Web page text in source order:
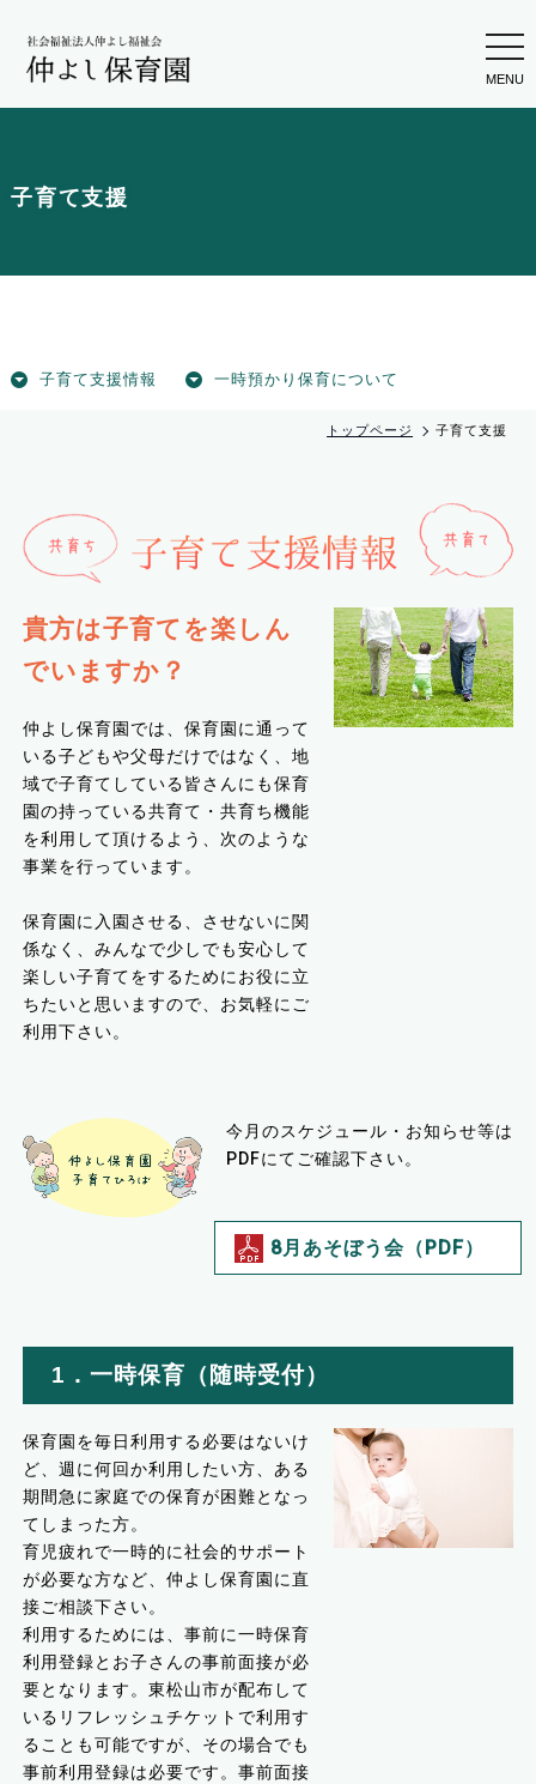
子育て支援
子育て支援情報 一時預かり保育について
トップページ 子育て支援
貴方は子育てを楽しん
でいますか？
仲よし保育園では、保育園に通って
いる子どもや父母だけではなく、地
域で子育てしている皆さんにも保育
園の持っている共育て・共育ち機能
を利用して頂けるよう、次のような
事業を行っています。
保育園に入園させる、させないに関
係なく、みんなで少しでも安心して
楽しい子育てをするためにお役に立
ちたいと思いますので、お気軽にご
利用下さい。
今月のスケジュール・お知らせ等は
PDFにてご確認下さい。
8月あそぼう会（PDF）
1．一時保育（随時受付）
保育園を毎日利用する必要はないけ
ど、週に何回か利用したい方、ある
期間急に家庭での保育が困難となっ
てしまった方。
育児疲れで一時的に社会的サポート
が必要な方など、仲よし保育園に直
接ご相談下さい。
利用するためには、事前に一時保育
利用登録とお子さんの事前面接が必
要となります。東松山市が配布して
いるリフレッシュチケットで利用す
ることも可能ですが、その場合でも
事前利用登録は必要です。事前面接